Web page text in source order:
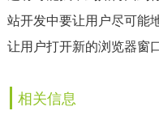
站开发中要让用户尽可能
让用户打开新的浏览器窗口
相关信息